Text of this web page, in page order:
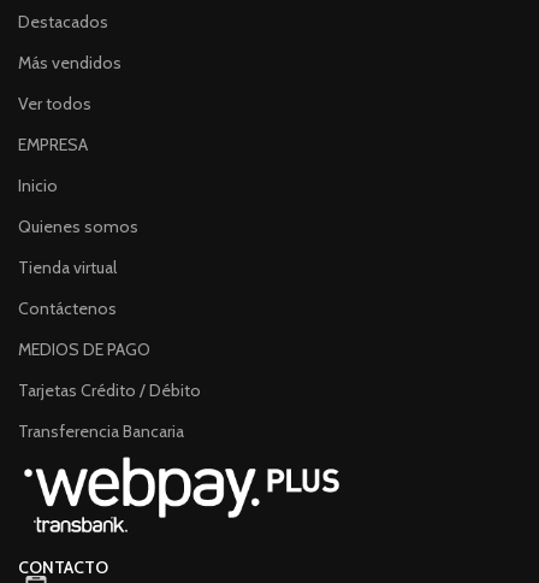
Destacados
Más vendidos
Ver todos
EMPRESA
Inicio
Quienes somos
Tienda virtual
Contáctenos
MEDIOS DE PAGO
Tarjetas Crédito / Débito
Transferencia Bancaria
CONTACTO